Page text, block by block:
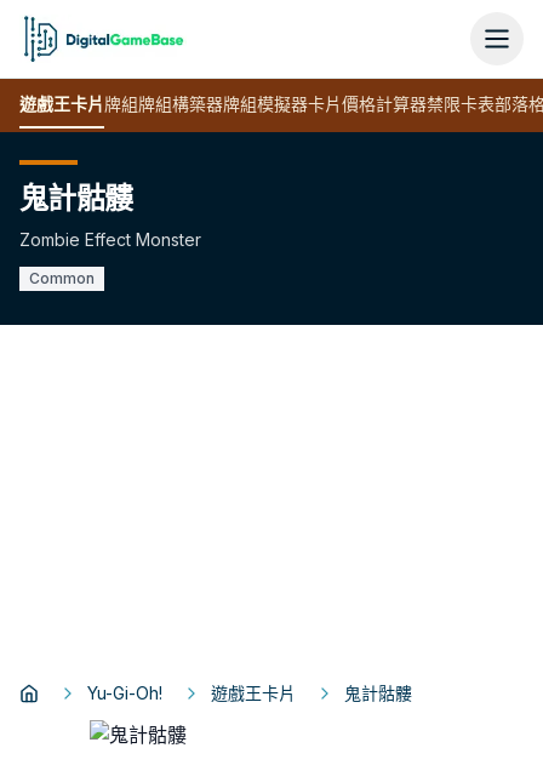
遊戲王卡片牌組牌組構築器牌組模擬器卡片價格計算器禁限卡表部落
鬼計骷髏
Zombie Effect Monster
Common
Yu-Gi-Oh! 遊戲王卡片 鬼計骷髏